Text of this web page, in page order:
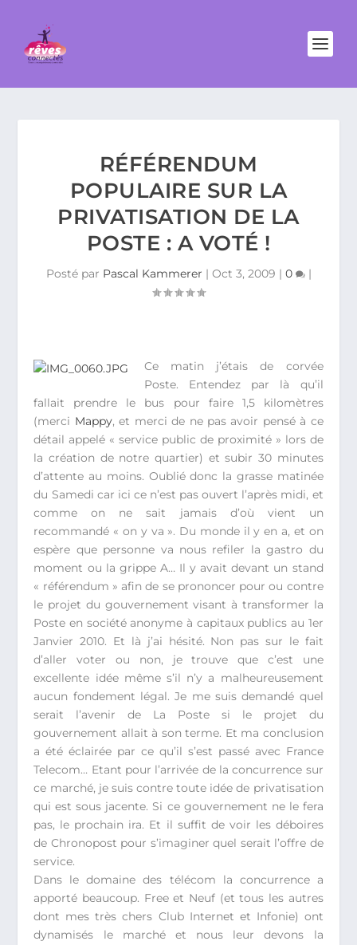
RÉFÉRENDUM
POPULAIRE SUR LA
PRIVATISATION DE LA
POSTE : A VOTÉ !
Posté par Pascal Kammerer | Oct 3, 2009 | 0 |
Ce matin j’étais de corvée
Poste. Entendez par là qu’il
fallait prendre le bus pour faire 1,5 kilomètres
(merci Mappy, et merci de ne pas avoir pensé à ce
détail appelé « service public de proximité » lors de
la création de notre quartier) et subir 30 minutes
d’attente au moins. Oublié donc la grasse matinée
du Samedi car ici ce n’est pas ouvert l’après midi, et
comme on ne sait jamais d’où vient un
recommandé « on y va ». Du monde il y en a, et on
espère que personne va nous refiler la gastro du
moment ou la grippe A… Il y avait devant un stand
« référendum » afin de se prononcer pour ou contre
le projet du gouvernement visant à transformer la
Poste en société anonyme à capitaux publics au 1er
Janvier 2010. Et là j’ai hésité. Non pas sur le fait
d’aller voter ou non, je trouve que c’est une
excellente idée même s’il n’y a malheureusement
aucun fondement légal. Je me suis demandé quel
serait l’avenir de La Poste si le projet du
gouvernement allait à son terme. Et ma conclusion
a été éclairée par ce qu’il s’est passé avec France
Telecom… Etant pour l’arrivée de la concurrence sur
ce marché, je suis contre toute idée de privatisation
qui est sous jacente. Si ce gouvernement ne le fera
pas, le prochain ira. Et il suffit de voir les déboires
de Chronopost pour s’imaginer quel serait l’offre de
service.
Dans le domaine des télécom la concurrence a
apporté beaucoup. Free et Neuf (et tous les autres
dont mes très chers Club Internet et Infonie) ont
dynamisés le marché et nous leur devons la